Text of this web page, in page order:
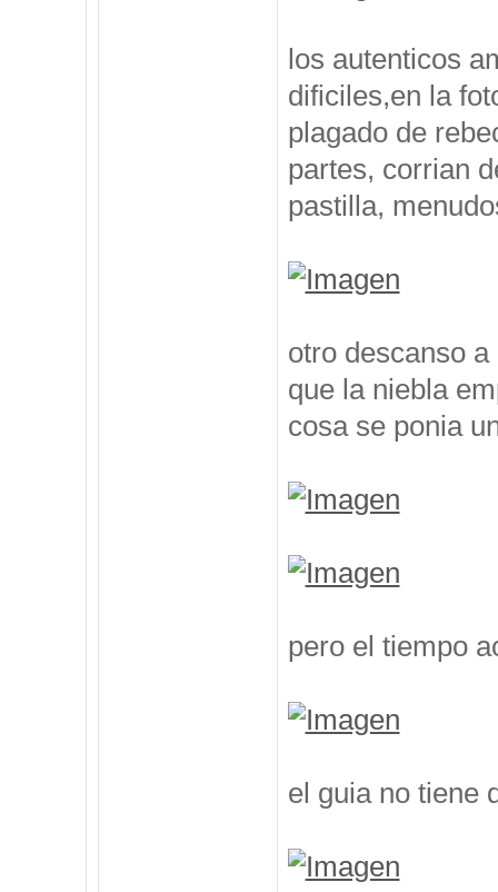
los autenticos
dificiles,en la
plagado de
partes, corrian
pastilla,
otro descanso
que la niebla
cosa se ponia
pero el tiempo
el guia no tiene